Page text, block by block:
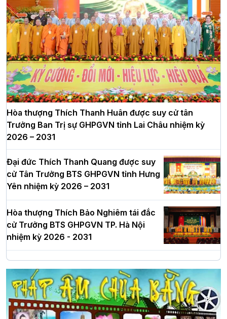
Hòa thượng Thích Thanh Huân được suy cử tân
Trưởng Ban Trị sự GHPGVN tỉnh Lai Châu nhiệm kỳ
2026 – 2031
Đại đức Thích Thanh Quang được suy
cử Tân Trưởng BTS GHPGVN tỉnh Hưng
Yên nhiệm kỳ 2026 – 2031
Hòa thượng Thích Bảo Nghiêm tái đắc
cử Trưởng BTS GHPGVN TP. Hà Nội
nhiệm kỳ 2026 - 2031
Hà Nội: Long trọng lễ khởi công xây
dựng Trung tâm văn hóa Phật giáo Thủ
đô